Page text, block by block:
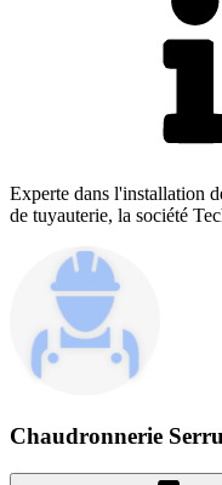
Experte dans l'installation
de tuyauterie, la société
Chaudronnerie